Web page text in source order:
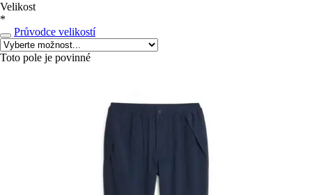
Velikost
*
Průvodce velikostí
Toto pole je povinné